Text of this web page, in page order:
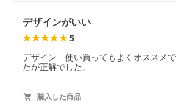
して、家庭で長く使用できるもの、美しさ
品を作り続けており、世界中で愛用されて
※海外正規品を直輸入している並行輸入品
※画像や説明に記載のカラーやサイズが選
デザインがいい
5
デザイン　使い買ってもよくオススメ
たが正解でした。
購入した商品